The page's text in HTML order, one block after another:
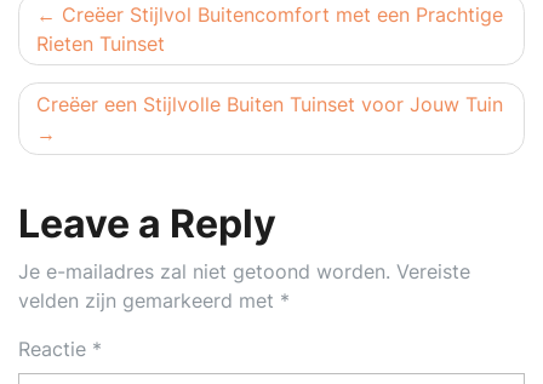
Berichtnavigatie
Creëer Stijlvol Buitencomfort met een Prachtige
Rieten Tuinset
Creëer een Stijlvolle Buiten Tuinset voor Jouw Tuin
Leave a Reply
Je e-mailadres zal niet getoond worden. Vereiste
velden zijn gemarkeerd met *
Reactie *